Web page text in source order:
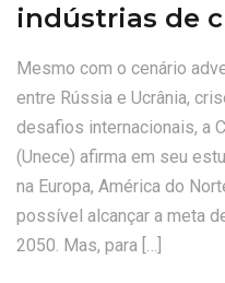
indústrias de
Mesmo com o cenário
entre Rússia e Ucrânia,
desafios internacionais, a
(Unece) afirma em seu
na Europa, América do
possível alcançar a meta
2050. Mas, para […]